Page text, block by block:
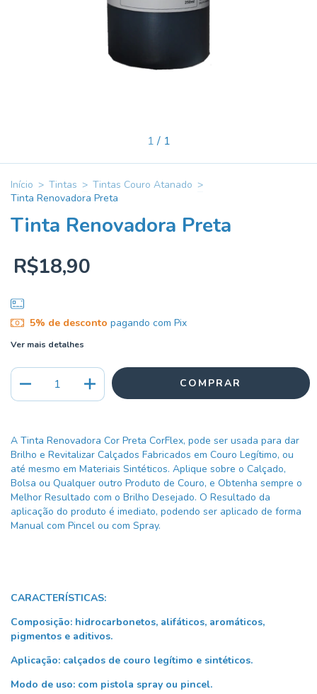
1 / 1
Início > Tintas > Tintas Couro Atanado >
Tinta Renovadora Preta
Tinta Renovadora Preta
R$18,90
5% de desconto pagando com Pix
Ver mais detalhes
A Tinta Renovadora Cor Preta CorFlex, pode ser usada para dar
Brilho e Revitalizar Calçados Fabricados em Couro Legítimo, ou
até mesmo em Materiais Sintéticos. Aplique sobre o Calçado,
Bolsa ou Qualquer outro Produto de Couro, e Obtenha sempre o
Melhor Resultado com o Brilho Desejado. O Resultado da
aplicação do produto é imediato, podendo ser aplicado de forma
Manual com Pincel ou com Spray.
CARACTERÍSTICAS:
Composição: hidrocarbonetos, alifáticos, aromáticos,
pigmentos e aditivos.
Aplicação: calçados de couro legítimo e sintéticos.
Modo de uso: com pistola spray ou pincel.